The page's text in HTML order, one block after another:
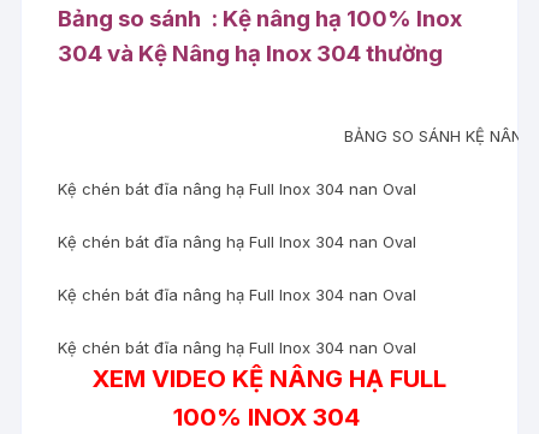
Bảng so sánh : Kệ nâng hạ 100% Inox
304 và Kệ Nâng hạ Inox 304 thường
BẢNG SO SÁNH KỆ
Kệ chén bát đĩa nâng hạ Full Inox 304 nan Oval
Kệ chén bát đĩa nâng hạ Full Inox 304 nan Oval
Kệ chén bát đĩa nâng hạ Full Inox 304 nan Oval
Kệ chén bát đĩa nâng hạ Full Inox 304 nan Oval
XEM VIDEO KỆ NÂNG HẠ FULL
100% INOX 304